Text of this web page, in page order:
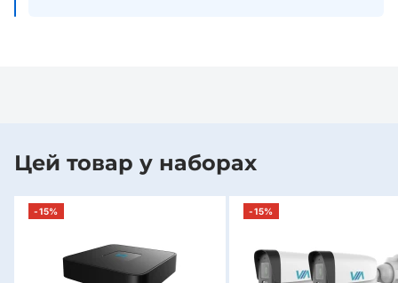
Цей товар у наборах
-15% -15%